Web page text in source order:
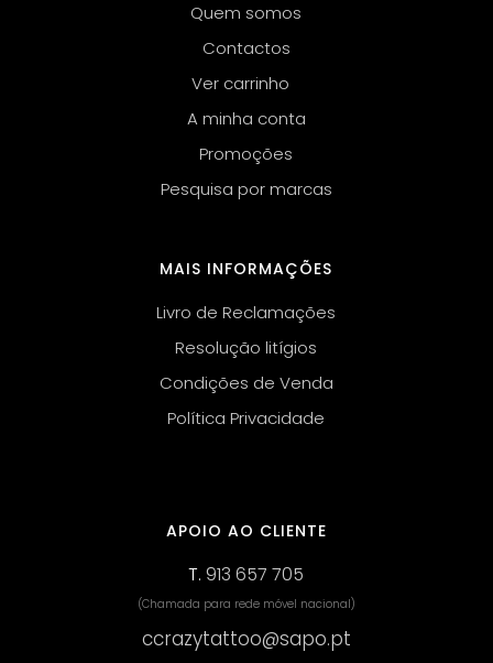
Quem somos
Contactos
Ver carrinho
A minha conta
Promoções
Pesquisa por marcas
MAIS INFORMAÇÕES
Livro de Reclamações
Resolução litígios
Condições de Venda
Política Privacidade
APOIO AO CLIENTE
T.913 657 705
(Chamada para rede móvel nacional)
ccrazytattoo@sapo.pt